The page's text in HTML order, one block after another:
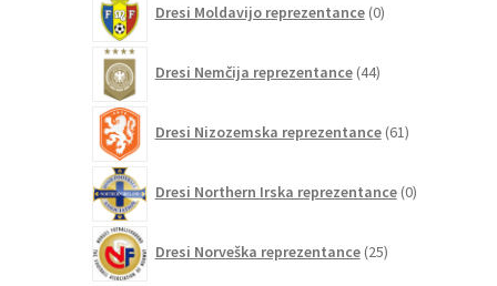
Dresi Moldavijo reprezentance 0izdelkov
Dresi Nemčija reprezentance 44izdelkov
Dresi Nizozemska reprezentance 61izdelkov
Dresi Northern Irska reprezentance 0izdelkov
Dresi Norveška reprezentance 25izdelkov